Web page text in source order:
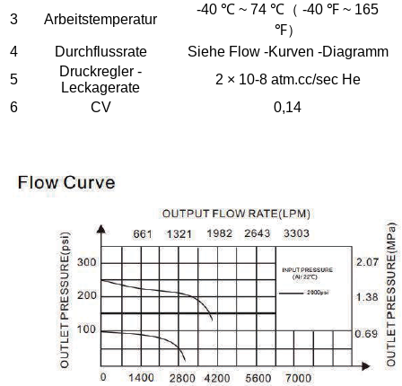
3 Arbeitstemperatur
-40 ℃ ~ 74 ℃（ -40 ℉ ~ 165
℉）
4
Durchflussrate
Siehe Flow -Kurven -Diagramm
5
Druckregler -
Leckagerate
2 × 10-8 atm.cc/sec He
6
CV 0,14